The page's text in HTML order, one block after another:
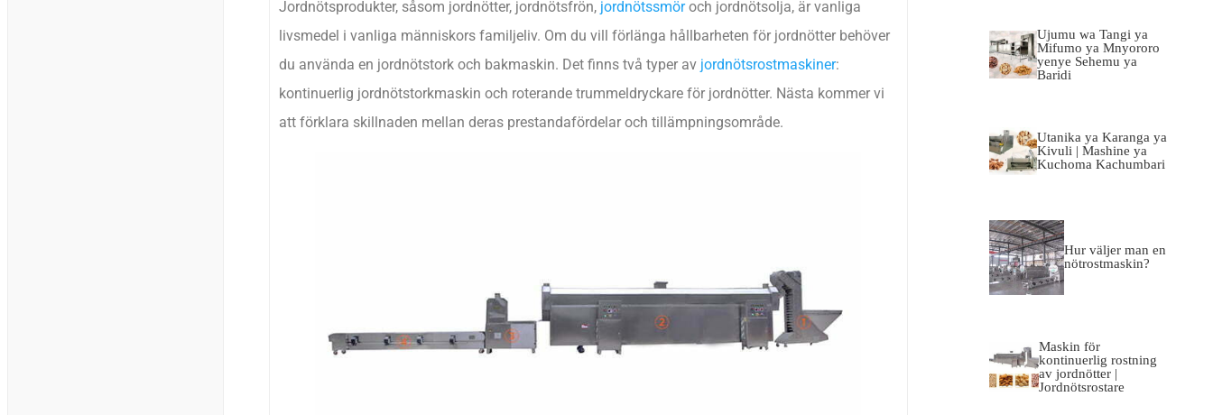
Jordnötsprodukter, såsom jordnötter, jordnötsfrön, jordnötssmöroch jordnötsolja, är vanliga
livsmedel i vanliga människors familjeliv. Om du vill förlänga hållbarheten för jordnötter behöver
du använda en jordnötstork och bakmaskin. Det finns två typer av jordnötsrostmaskiner:
kontinuerlig jordnötstorkmaskin och roterande trummeldryckare för jordnötter. Nästa kommer vi
att förklara skillnaden mellan deras prestandafördelar och tillämpningsområde.
Ujumu wa Tangi ya
Mifumo ya Mnyororo
yenye Sehemu ya
Baridi
Utanika ya Karanga ya
Kivuli | Mashine ya
Kuchoma Kachumbari
Hur väljer man en
nötrostmaskin?
Maskin för
kontinuerlig rostning
av jordnötter |
Jordnötsrostare